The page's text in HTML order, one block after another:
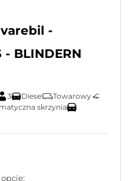
-
- BLINDERN
3 Diesel
Towarowy
skrzynia